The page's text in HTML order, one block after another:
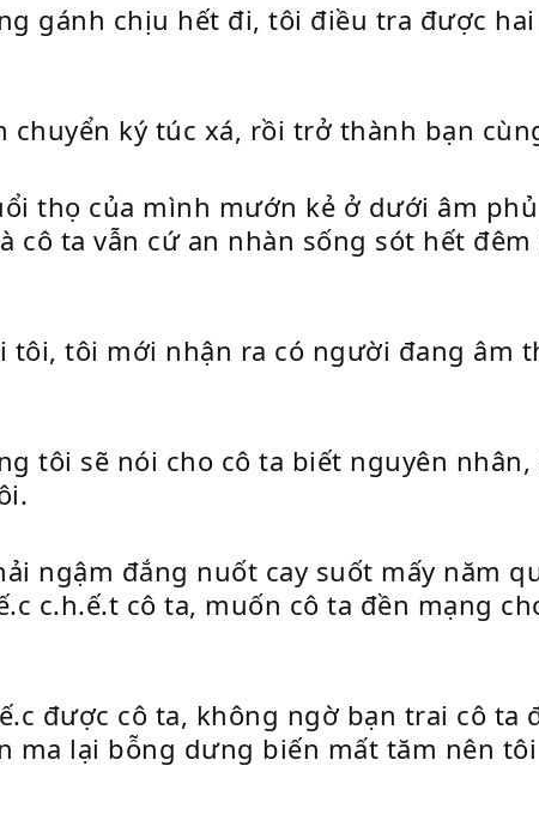
gánh chịu hết đi, tôi điều tra được
ký túc xá, rồi trở thành bạn
thọ của mình mướn kẻ ở dưới âm
ta vẫn cứ an nhàn sống sót hết đêm
tôi, tôi mới nhận ra có người đang âm
tôi sẽ nói cho cô ta biết nguyên nhân,
ngậm đắng nuốt cay suốt mấy năm
c.h.ế.t cô ta, muốn cô ta đền mạng
được cô ta, không ngờ bạn trai cô ta
ma lại bỗng dưng biến mất tăm nên